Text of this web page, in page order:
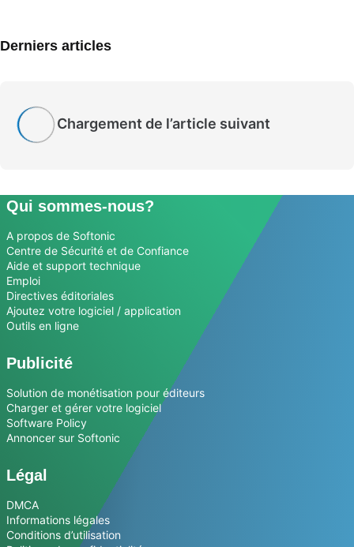
Derniers articles
Chargement de l’article suivant
Qui sommes-nous?
A propos de Softonic
Centre de Sécurité et de Confiance
Aide et support technique
Emploi
Directives éditoriales
Ajoutez votre logiciel / application
Outils en ligne
Publicité
Solution de monétisation pour éditeurs
Charger et gérer votre logiciel
Software Policy
Annoncer sur Softonic
Légal
DMCA
Informations légales
Conditions d’utilisation